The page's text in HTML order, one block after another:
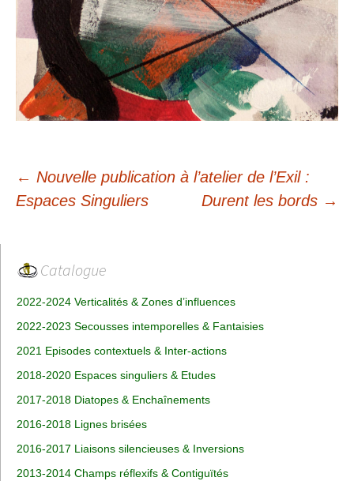
Navigation
des
← Nouvelle publication à l’atelier de l’Exil :
Espaces Singuliers
Durent les bords →
Catalogue
2022-2024 Verticalités & Zones d’influences
2022-2023 Secousses intemporelles & Fantaisies
2021 Episodes contextuels & Inter-actions
2018-2020 Espaces singuliers & Etudes
2017-2018 Diatopes & Enchaînements
2016-2018 Lignes brisées
2016-2017 Liaisons silencieuses & Inversions
2013-2014 Champs réflexifs & Contiguïtés